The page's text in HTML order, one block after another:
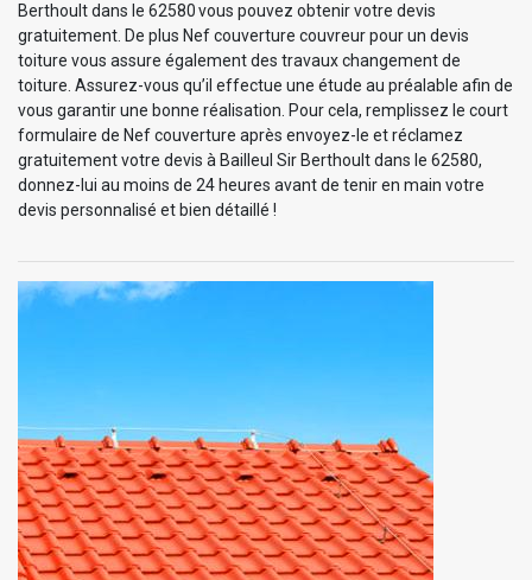
Berthoult dans le 62580 vous pouvez obtenir votre devis
gratuitement. De plus Nef couverture couvreur pour un devis
toiture vous assure également des travaux changement de
toiture. Assurez-vous qu’il effectue une étude au préalable afin de
vous garantir une bonne réalisation. Pour cela, remplissez le court
formulaire de Nef couverture après envoyez-le et réclamez
gratuitement votre devis à Bailleul Sir Berthoult dans le 62580,
donnez-lui au moins de 24 heures avant de tenir en main votre
devis personnalisé et bien détaillé !